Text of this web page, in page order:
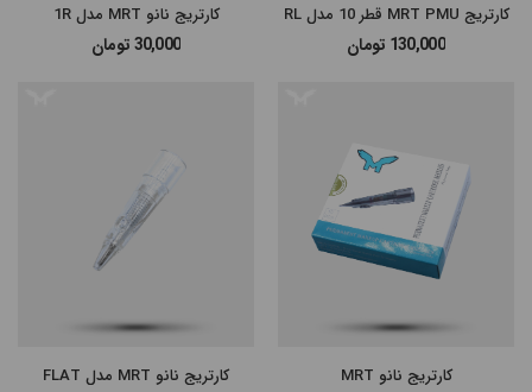
کارتریج MRT PMU قطر 10 مدل RL
130,000 تومان
کارتریج نانو MRT مدل 1R
30,000تومان
کارتریج نانو MRT کارتریج نانو MRT مدل FLAT